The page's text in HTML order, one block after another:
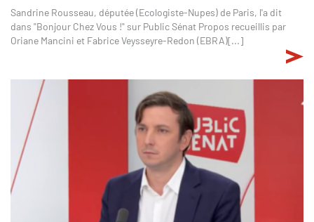
Sandrine Rousseau, députée (Ecologiste-Nupes) de Paris, l'a dit
dans "Bonjour Chez Vous !" sur Public Sénat Propos recueillis par
Oriane Mancini et Fabrice Veysseyre-Redon (EBRA)[...]